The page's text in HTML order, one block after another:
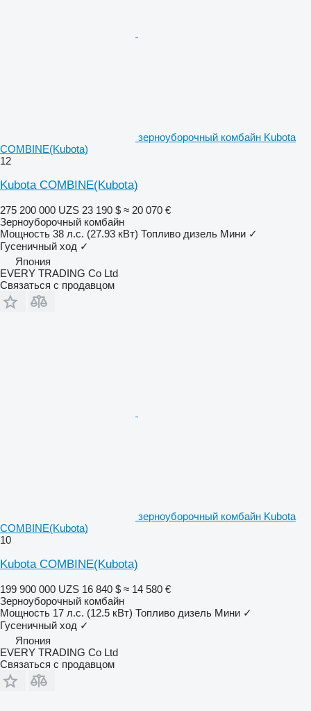
зерноуборочный комбайн Kubota
COMBINE(Kubota)
12
Kubota COMBINE(Kubota)
275 200 000 UZS 23 190 $ ≈ 20 070 €
Зерноуборочный комбайн
Мощность 38 л.с. (27.93 кВт) Топливо дизель Мини ✓
Гусеничный ход ✓
Япония
EVERY TRADING Co Ltd
Связаться с продавцом
зерноуборочный комбайн Kubota
COMBINE(Kubota)
10
Kubota COMBINE(Kubota)
199 900 000 UZS 16 840 $ ≈ 14 580 €
Зерноуборочный комбайн
Мощность 17 л.с. (12.5 кВт) Топливо дизель Мини ✓
Гусеничный ход ✓
Япония
EVERY TRADING Co Ltd
Связаться с продавцом